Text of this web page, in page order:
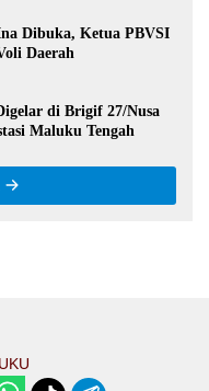
Dibuka, Ketua PBVSI
Daerah
di Brigif 27/Nusa
Maluku Tengah